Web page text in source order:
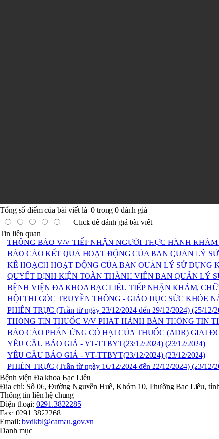
Tổng số điểm của bài viết là: 0 trong 0 đánh giá
Click để đánh giá bài viết
Tin liên quan
THÔNG BÁO V/V TIẾP NHẬN NGƯỜI THỰC HÀNH
BÁO CÁO KẾT QUẢ HOẠT ĐỘNG CỦA BAN QUẢN LÝ
KẾ HOẠCH HOẠT ĐỘNG CỦA BAN QUẢN LÝ SỬ DỤNG
QUYẾT ĐỊNH KIỆN TOÀN THÀNH VIÊN BAN QUẢN LÝ
BỆNH VIỆN ĐA KHOA BẠC LIÊU TIẾP NHẬN KHÁM,
HỘI THI GÓC TRUYỀN THÔNG - GIÁO DỤC SỨC KHỎE
PHIÊN TRỰC (Tuần từ ngày 23/12/2024 đến 29/12/2024) (25/12/
THÔNG TIN THUỐC V/V PHÁT HÀNH BẢN THÔNG TIN
BÁO CÁO PHẨN ỨNG CÓ HẠI CỦA THUỐC (ADR) GIAI
YÊU CẦU BÁO GIÁ - VT-TTBYT(23/12/2024) (23/12/2024)
YÊU CẦU BÁO GIÁ - VT-TTBYT(23/12/2024) (23/12/2024)
PHIÊN TRỰC (Tuần từ ngày 16/12/2024 đến 22/12/2024) (23/12/
Bệnh viện Đa khoa Bạc Liêu
Địa chỉ: Số 06, Đường Nguyễn Huệ, Khóm 10, Phường Bạc Liêu,
Thông tin liên hệ chung
Điện thoại: 0291.3822285
Fax: 0291.3822268
Email: bvdkbl@camau.gov.vn
Danh mục